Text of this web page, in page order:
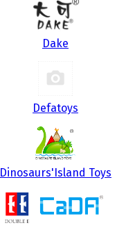
Dake
Defatoys
Dinosaurs'Island Toys